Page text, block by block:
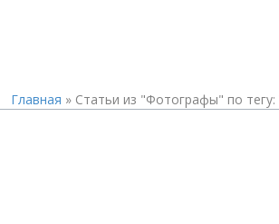
Главная » Статьи из "Фотографы" по тегу: